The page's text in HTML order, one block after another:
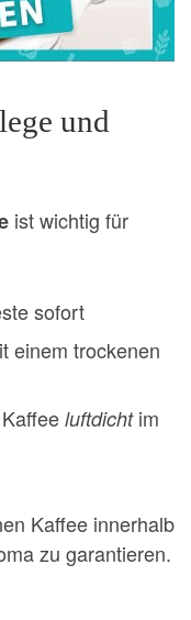
und
ist wichtig für
sofort
einem trockenen
luftdichtim
Kaffee innerhalb
zu garantieren.